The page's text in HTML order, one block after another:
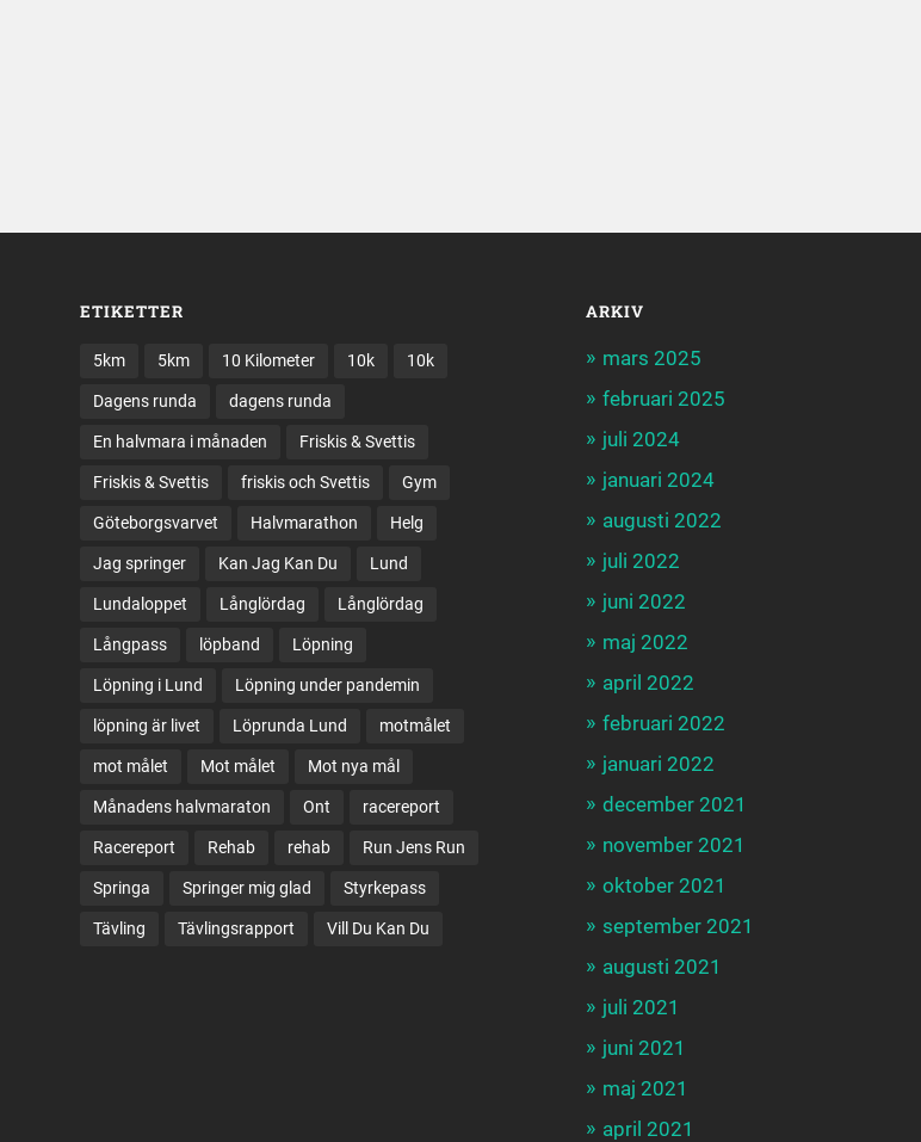
ETIKETTER
5km 5km 10 Kilometer 10k 10k
Dagens runda dagens runda
En halvmara i månaden Friskis & Svettis
Friskis & Svettis friskis och Svettis Gym
Göteborgsvarvet Halvmarathon Helg
Jag springer Kan Jag Kan Du Lund
Lundaloppet Långlördag Långlördag
Långpass löpband Löpning
Löpning i Lund Löpning under pandemin
löpning är livet Löprunda Lund motmålet
mot målet Mot målet Mot nya mål
Månadens halvmaraton Ont racereport
Racereport Rehab rehab Run Jens Run
Springa Springer mig glad Styrkepass
Tävling Tävlingsrapport Vill Du Kan Du
ARKIV
mars 2025
februari 2025
juli 2024
januari 2024
augusti 2022
juli 2022
juni 2022
maj 2022
april 2022
februari 2022
januari 2022
december 2021
november 2021
oktober 2021
september 2021
augusti 2021
juli 2021
juni 2021
maj 2021
april 2021